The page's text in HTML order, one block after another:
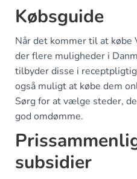
Købsguide
Når det kommer til at købe
der flere muligheder i
tilbyder disse i
også muligt at købe dem
Sørg for at vælge steder,
god omdømme.
subsidier